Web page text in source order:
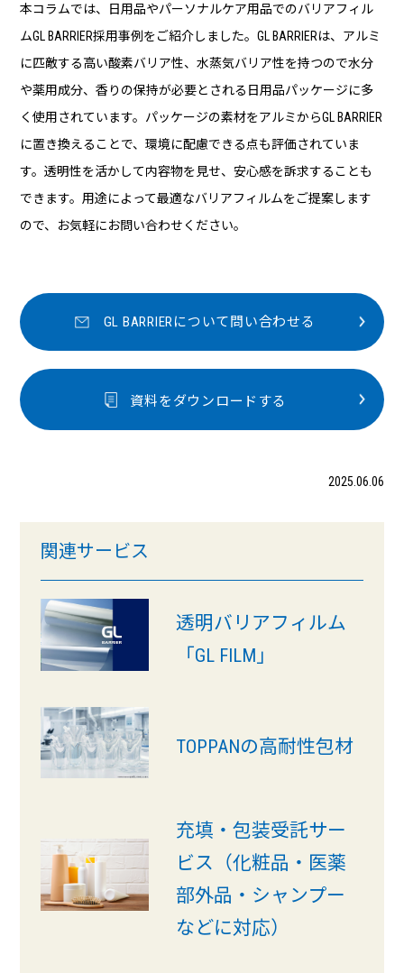
本コラムでは、日用品やパーソナルケア用品でのバリアフィル
ムGL BARRIER採用事例をご紹介しました。GL BARRIERは、アルミ
に匹敵する高い酸素バリア性、水蒸気バリア性を持つので水分
や薬用成分、香りの保持が必要とされる日用品パッケージに多
く使用されています。パッケージの素材をアルミからGL BARRIER
に置き換えることで、環境に配慮できる点も評価されていま
す。透明性を活かして内容物を見せ、安心感を訴求することも
できます。用途によって最適なバリアフィルムをご提案します
ので、お気軽にお問い合わせください。
GL BARRIERについて問い合わせる
資料をダウンロードする
2025.06.06
関連サービス
透明バリアフィルム
「GL FILM」
TOPPANの高耐性包材
充填・包装受託サー
ビス（化粧品・医薬
部外品・シャンプー
などに対応）